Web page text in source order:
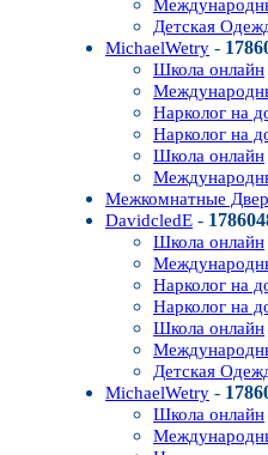
Детская
MichaelWetry -
Школа онлайн
Нарколог на
Нарколог на
Школа онлайн
Межкомнатные
DavidcledE -
Школа онлайн
Нарколог на
Нарколог на
Школа онлайн
Детская
MichaelWetry -
Школа онлайн